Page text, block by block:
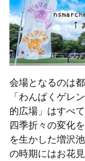
会場となるのは
「わんぱくゲレ
的広場」はすべ
四季折々の変化
を生かした増沢
の時期にはお花